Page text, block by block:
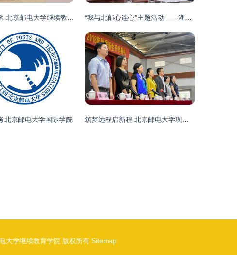
北京邮电大学国际学院
大学继续教育学院 版权所有 Sitemap